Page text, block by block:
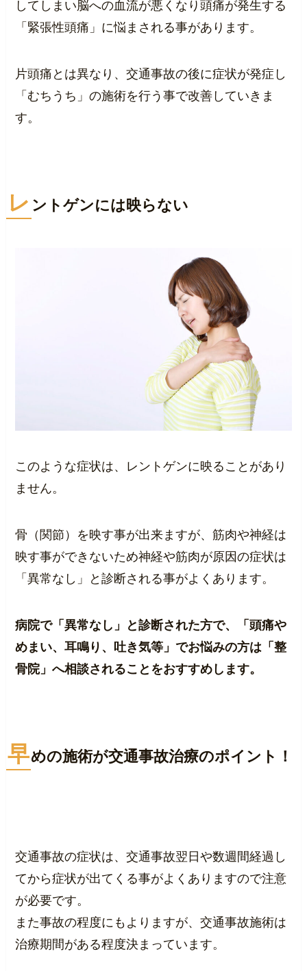
してしまい脳への血流が悪くなり頭痛が発生する
「緊張性頭痛」に悩まされる事があります。
片頭痛とは異なり、交通事故の後に症状が発症し
「むちうち」の施術を行う事で改善していきま
す。
レ ントゲンには映らない
このような症状は、レントゲンに映ることがあり
ません。
骨（関節）を映す事が出来ますが、筋肉や神経は
映す事ができないため神経や筋肉が原因の症状は
「異常なし」と診断される事がよくあります。
病院で「異常なし」と診断された方で、「頭痛や
めまい、耳鳴り、吐き気等」でお悩みの方は「整
骨院」へ相談されることをおすすめします。
早めの施術が交通事故治療のポイント！
交通事故の症状は、交通事故翌日や数週間経過し
てから症状が出てくる事がよくありますので注意
が必要です。
また事故の程度にもよりますが、交通事故施術は
治療期間がある程度決まっています。